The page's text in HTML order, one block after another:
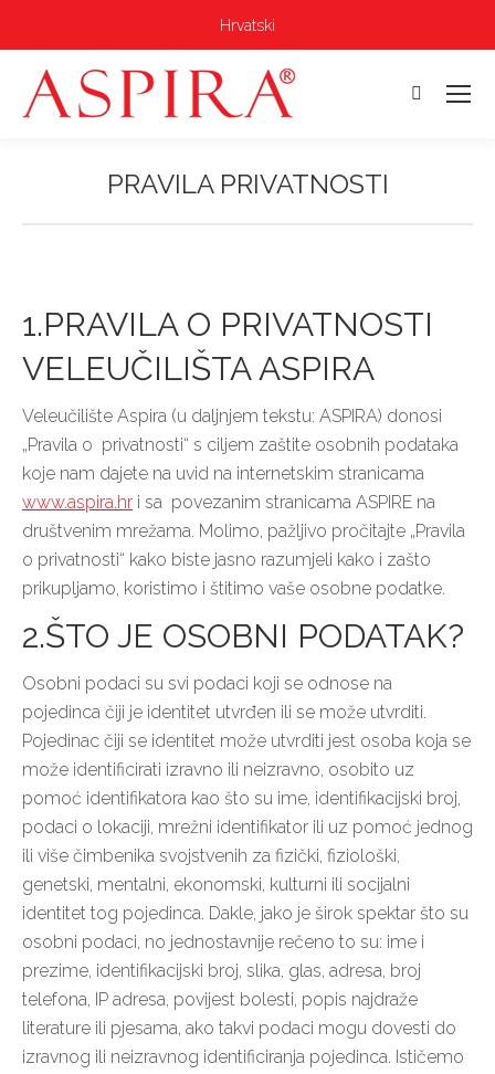
Hrvatski
Pretraga:
PRAVILA PRIVATNOSTI
1.PRAVILA O PRIVATNOSTI
VELEUČILIŠTA ASPIRA
Veleučilište Aspira (u daljnjem tekstu: ASPIRA) donosi
„Pravila o privatnosti“ s ciljem zaštite osobnih podataka
koje nam dajete na uvid na internetskim stranicama
www.aspira.hr i sa povezanim stranicama ASPIRE na
društvenim mrežama. Molimo, pažljivo pročitajte „Pravila
o privatnosti“ kako biste jasno razumjeli kako i zašto
prikupljamo, koristimo i štitimo vaše osobne podatke.
2.ŠTO JE OSOBNI PODATAK?
Osobni podaci su svi podaci koji se odnose na
pojedinca čiji je identitet utvrđen ili se može utvrditi.
Pojedinac čiji se identitet može utvrditi jest osoba koja se
može identificirati izravno ili neizravno, osobito uz
pomoć identifikatora kao što su ime, identifikacijski broj,
podaci o lokaciji, mrežni identifikator ili uz pomoć jednog
ili više čimbenika svojstvenih za fizički, fiziološki,
genetski, mentalni, ekonomski, kulturni ili socijalni
identitet tog pojedinca. Dakle, jako je širok spektar što su
osobni podaci, no jednostavnije rečeno to su: ime i
prezime, identifikacijski broj, slika, glas, adresa, broj
telefona, IP adresa, povijest bolesti, popis najdraže
literature ili pjesama, ako takvi podaci mogu dovesti do
izravnog ili neizravnog identificiranja pojedinca. Ističemo